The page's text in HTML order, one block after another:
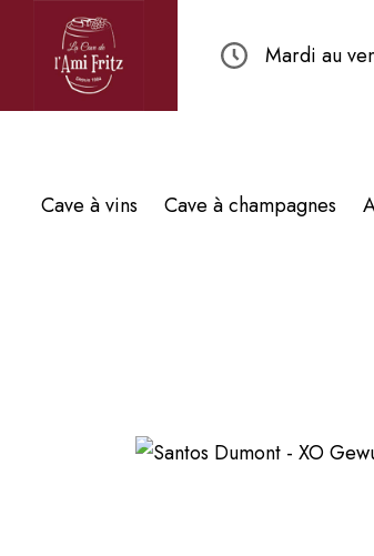
Mardi au
Cave à vins Cave à champagnes